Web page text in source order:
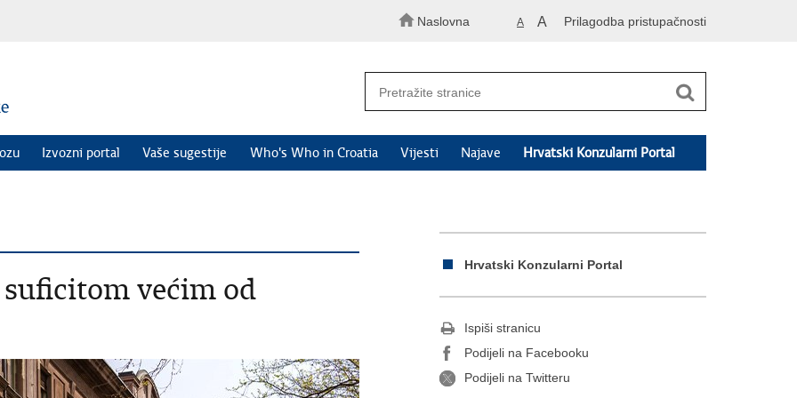
Naslovna A A Prilagodba pristupačnosti
Izvozni portal Vaše sugestije Who's Who in Croatia Vijesti Najave Hrvatski Konzularni Portal
većim od
Hrvatski Konzularni Portal
Ispiši stranicu
Podijeli na Facebooku
Podijeli na Twitteru